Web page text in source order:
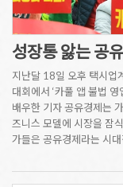
성장통 앓는 공
지난달 18일 오후 택시업
대회에서 ‘카풀 앱 불법
배우한 기자 공유경제는
즈니스 모델에 시장을 잠
가들은 공유경제라는 시